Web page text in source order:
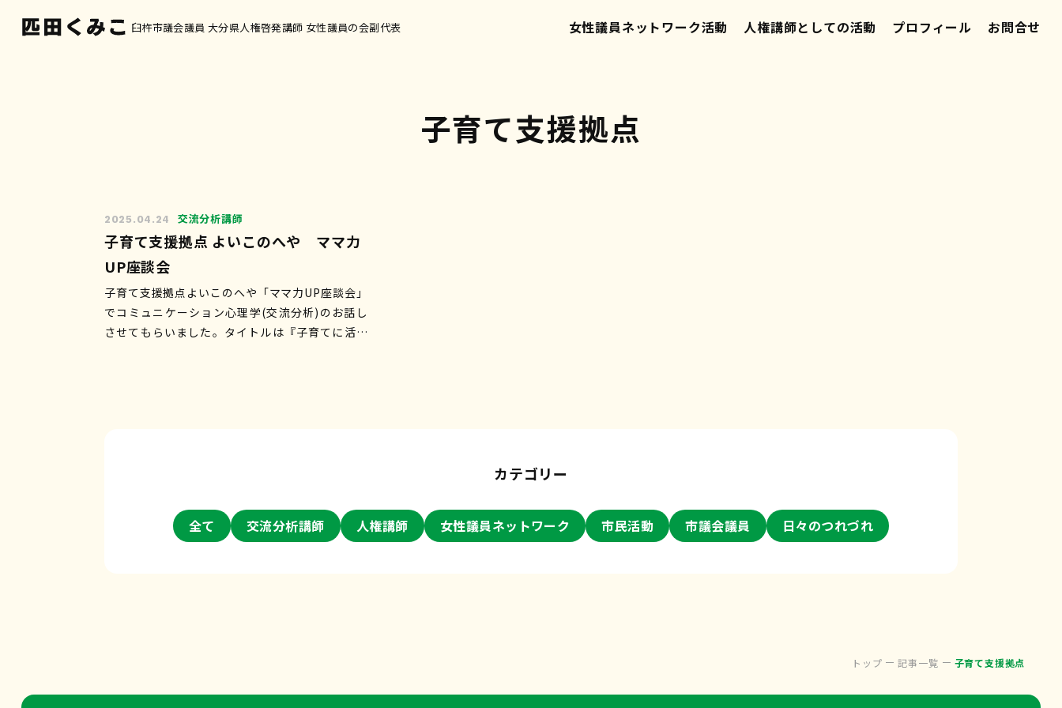
臼杵市議会議員 大分県人権啓発講師 女性議員の会副代表 女性議員ネットワーク活動 人権講師としての活動 プロフィール お問合せ
子育て支援拠点
2025.04.24 交流分析講師
子育て支援拠点 よいこのへや ママ力
UP座談会
子育て支援拠点よいこのへや「ママ力UP座談会」
でコミュニケーション心理学(交流分析)のお話し
させてもらいました。タイトルは『子育てに活か
カテゴリー
全て 交流分析講師 人権講師 女性議員ネットワーク 市民活動 市議会議員 日々のつれづれ
トップ 記事一覧 子育て支援拠点